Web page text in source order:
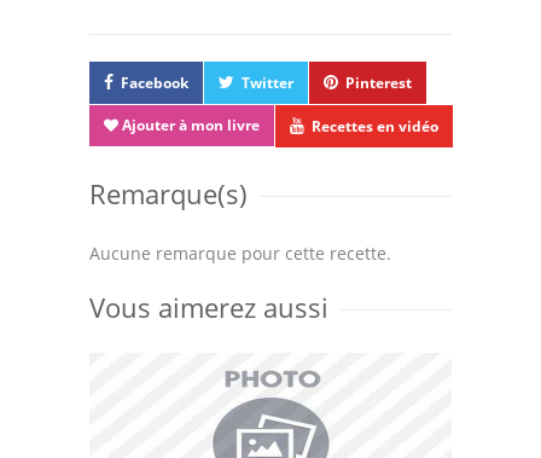
Facebook Twitter Pinterest
Ajouter à mon livre Recettes en vidéo
Remarque(s)
Aucune remarque pour cette recette.
Vous aimerez aussi